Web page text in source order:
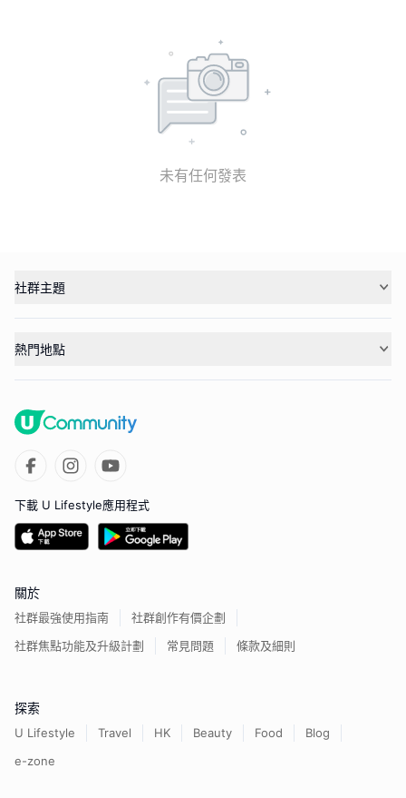
未有任何發表
社群主題
熱門地點
下載 U Lifestyle應用程式
關於
社群最強使用指南
社群創作有價企劃
社群焦點功能及升級計劃
常見問題 條款及細則
探索
U Lifestyle Travel HK Beauty Food
Blog
e-zone